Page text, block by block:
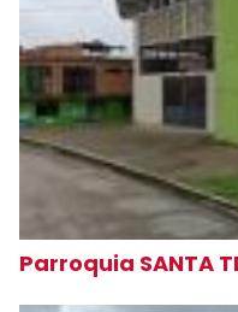
Parroquia SANTA